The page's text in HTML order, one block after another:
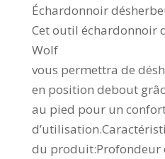
Échardonnoir
Cet outil échardonnoir
Wolf
vous permettra de
en position debout
au pied pour un
du produit:Profondeur